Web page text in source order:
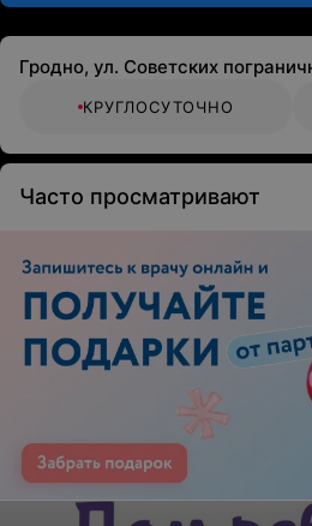
Гродно, ул. Советских
КРУГЛОСУТОЧНО
Часто просматривают